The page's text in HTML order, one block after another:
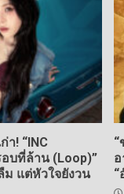
า! “INC
อบที่ล้าน (Loop)”
แต่หัวใจยังวน